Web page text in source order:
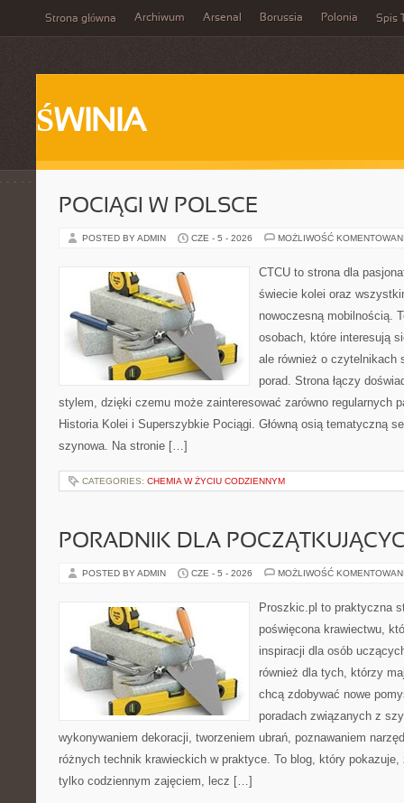
Strona główna Archiwum Arsenal Borussia Polonia Spis
ŚWINIA
POCIĄGI W POLSCE
POSTED BY ADMIN CZE - 5 - 2026 MOŻLIWOŚĆ
CTCU to strona dla
świecie kolei oraz
nowoczesną mobilnością.
osobach, które interesują
ale również o czytelnikach
porad. Strona łączy
stylem, dzięki czemu może zainteresować zarówno regularnych
Historia Kolei i Superszybkie Pociągi. Główną osią tematyczną
szynowa. Na stronie […]
CATEGORIES: CHEMIA W ŻYCIU CODZIENNYM
PORADNIK DLA
POSTED BY ADMIN CZE - 5 - 2026 MOŻLIWOŚĆ
Proszkic.pl to praktyczna
poświęcona krawiectwu,
inspiracji dla osób
również dla tych, którzy
chcą zdobywać nowe
poradach związanych z
wykonywaniem dekoracji, tworzeniem ubrań, poznawaniem
różnych technik krawieckich w praktyce. To blog, który
tylko codziennym zajęciem, lecz […]